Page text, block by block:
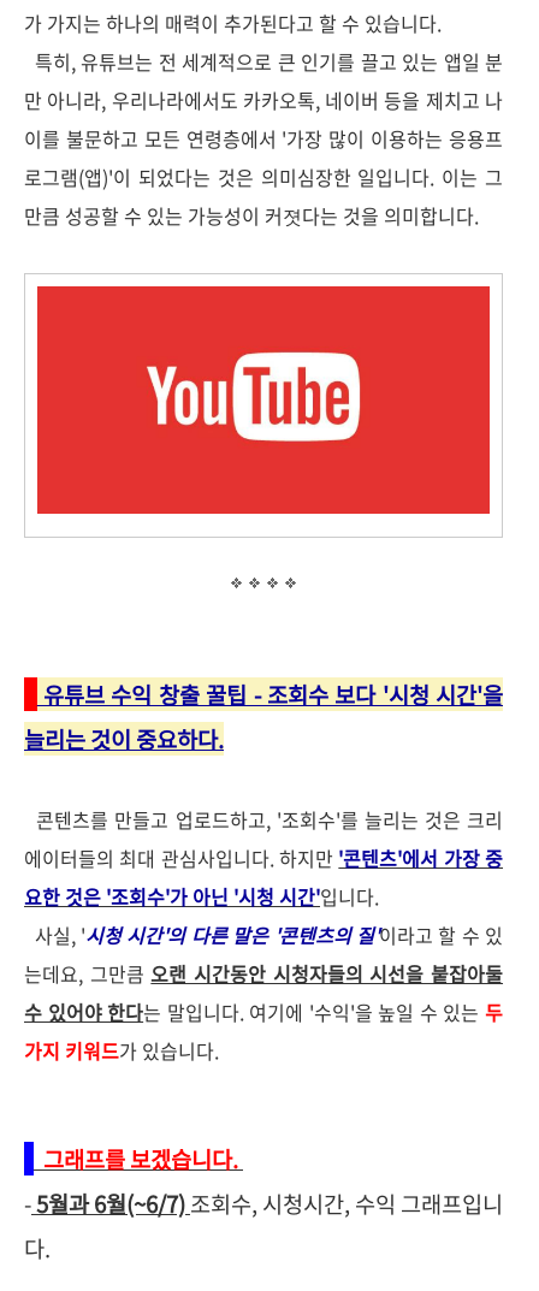
가 가지는 하나의 매력이 추가된다고 할 수 있습니다.
특히, 유튜브는 전 세계적으로 큰 인기를 끌고 있는 앱일 분
만 아니라, 우리나라에서도 카카오톡, 네이버 등을 제치고 나
이를 불문하고 모든 연령층에서 '가장 많이 이용하는 응용프
로그램(앱)'이 되었다는 것은 의미심장한 일입니다. 이는 그
만큼 성공할 수 있는 가능성이 커졋다는 것을 의미합니다.
유튜브 수익 창출 꿀팁 - 조회수 보다 '시청 시간'을
늘리는 것이 중요하다.
콘텐츠를 만들고 업로드하고, '조회수'를 늘리는 것은 크리
에이터들의 최대 관심사입니다. 하지만 '콘텐츠'에서 가장 중
요한 것은 '조회수'가 아닌 '시청 시간'입니다.
사실, '시청 시간'의 다른 말은 '콘텐츠의 질'이라고 할 수 있
는데요, 그만큼오랜 시간동안 시청자들의 시선을 붙잡아둘
수 있어야 한다는 말입니다. 여기에 '수익'을 높일 수 있는두
가지 키워드가 있습니다.
그래프를 보겠습니다.
-5월과 6월(~6/7)조회수, 시청시간, 수익 그래프입니
다.